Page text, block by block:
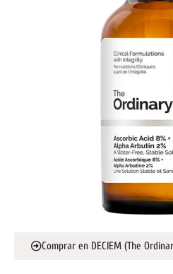
Comprar en DECIEM (The